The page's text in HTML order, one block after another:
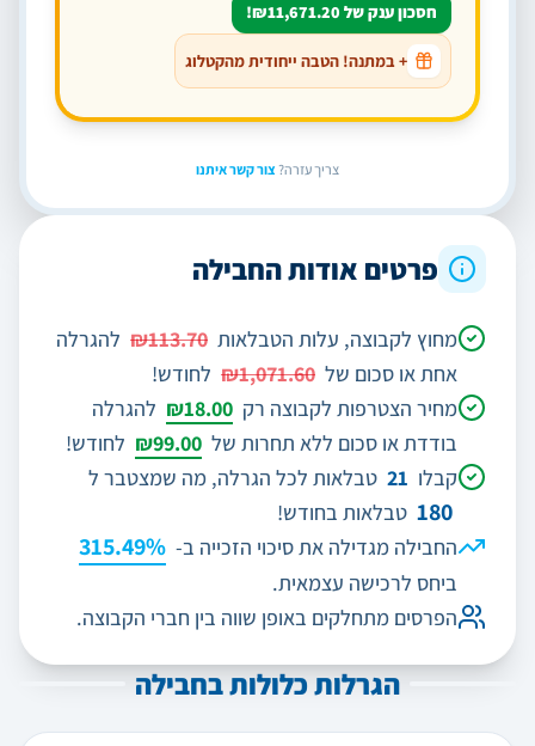
פרטים אודות החבילה
מחוץ לקבוצה, עלות הטבלאות ₪113.70 להגרלה
אחת או סכום של ₪1,071.60 לחודש!
מחיר הצטרפות לקבוצה רק ₪18.00 להגרלה
בודדת או סכום ללא תחרות של ₪99.00 לחודש!
קבלו 21 טבלאות לכל הגרלה, מה שמצטבר ל
180 טבלאות בחודש!
החבילה מגדילה את סיכוי הזכייה ב- 315.49%
ביחס לרכישה עצמאית.
הפרסים מתחלקים באופן שווה בין חברי הקבוצה.
הגרלות כלולות בחבילה
חסכון ענק של ₪11,671.20!
+ במתנה! הטבה ייחודית מהקטלוג
צריך עזרה? צור קשר איתנו